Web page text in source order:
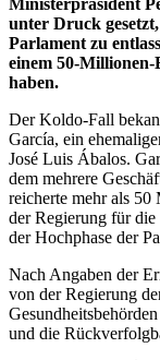
Ministerpräsident
unter Druck
Parlament zu
einem 50-
haben.
Der Koldo-Fall
García, ein
José Luis Ábalos.
dem mehrere
reicherte mehr als
der Regierung für
der Hochphase der
Nach Angaben der
von der Regierung
und die